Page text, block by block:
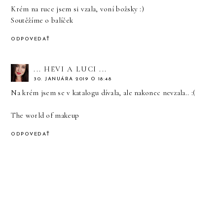
Krém na ruce jsem si vzala, voní božsky :)
Soutěžíme o balíček
ODPOVEDAŤ
... HEVI A LUCI ...
30. JANUÁRA 2019 O 18:48
Na krém jsem se v katalogu dívala, ale nakonec nevzala.. :(
The world of makeup
ODPOVEDAŤ